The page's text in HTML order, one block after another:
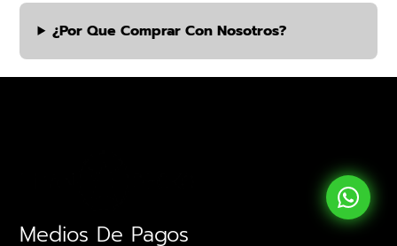
¿por Que Comprar Con Nosotros?
Medios De Pagos